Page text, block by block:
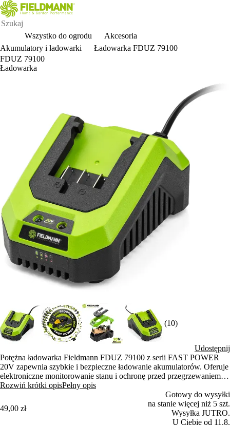
Wszystko do ogrodu
Akcesoria
Akumulatory i ładowarki
Ładowarka FDUZ 79100
FDUZ 79100
Ładowarka
(10)
Udostępnij
Potężna ładowarka Fieldmann FDUZ 79100 z serii FAST POWER
20V zapewnia szybkie i bezpieczne ładowanie akumulatorów. Oferuje
elektroniczne monitorowanie stanu i ochronę przed przegrzewaniem.
Akumulator 2Ah można naładować w zaledwie 60 minut.
Rozwiń krótki opisPełny opis
49,00 zł
Gotowy do wysyłki
na stanie więcej niż 5 szt.
Wysyłka JUTRO.
U Ciebie od 11.8.